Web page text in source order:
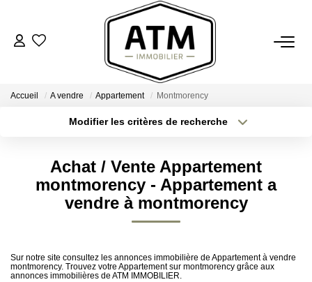
ACHETER
L'AGENCE
Nos Engagements
Nos Avis Clients
Accueil A vendre Appartement Montmorency
Modifier les critères de recherche
Sélectionnez...
Type de bien
Surface min
Plus de critères
Achat / Vente Appartement
montmorency - Appartement a
vendre à montmorency
Sur notre site consultez les annonces immobilière de Appartement à vendre
montmorency. Trouvez votre Appartement sur montmorency grâce aux
annonces immobilières de ATM IMMOBILIER.